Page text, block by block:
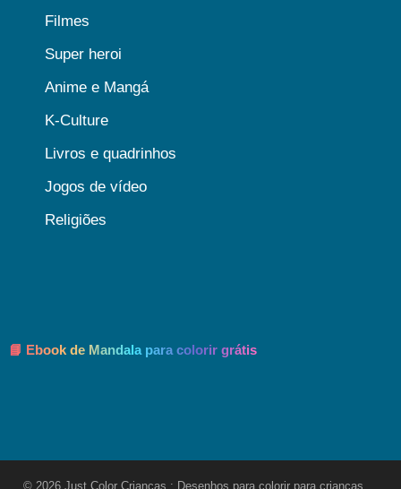
Filmes
Super heroi
Anime e Mangá
K-Culture
Livros e quadrinhos
Jogos de vídeo
Religiões
📘 Ebook de Mandala para colorir grátis
© 2026 Just Color Crianças : Desenhos para colorir para crianças